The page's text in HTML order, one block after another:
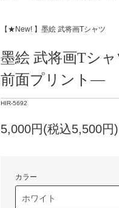
【★New! 】墨絵 武将画Tシャツ
墨絵 武将画Tシ
前面プリント―
HIR-5692
5,000円(税込5,500円)
カラー